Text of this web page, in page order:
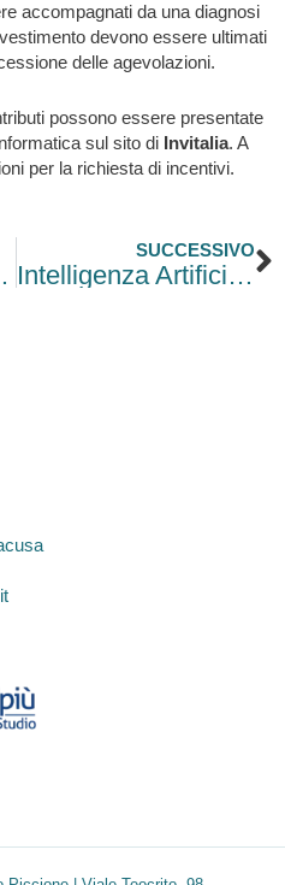
accompagnati da una diagnosi
devono essere ultimati
delle agevolazioni.
possono essere presentate
sul sito di Invitalia. A
per la richiesta di incentivi.
2025
SUCCESSIVO
Intelligenza Artificiale per le piccole e micro imprese